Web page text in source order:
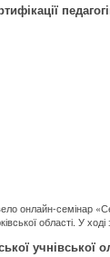
онлайн-семінар
області. У
учнівської